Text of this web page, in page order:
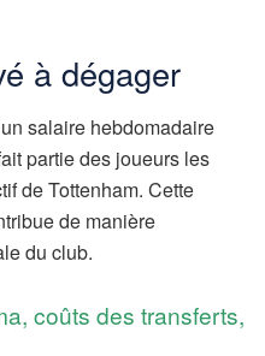
à dégager
salaire hebdomadaire
partie des joueurs les
de Tottenham. Cette
de manière
du club.
coûts des transferts,